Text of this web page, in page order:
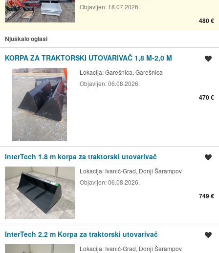
Objavljen: 18.07.2026.
480 €
Njuškalo oglasi
KORPA ZA TRAKTORSKI UTOVARIVAČ 1,8 M-2,0 M
Lokacija:Garešnica, Garešnica
Objavljen:06.08.2026.
470 €
InterTech 1.8 m korpa za traktorski utovarivač
Lokacija: Ivanić-Grad, Donji Šarampov
Objavljen:06.08.2026.
749 €
InterTech 2.2 m Korpa za traktorski utovarivač
Lokacija: Ivanić-Grad, Donji Šarampov